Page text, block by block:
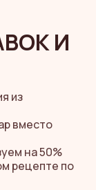
И
из
вместо
на 50%
рецепте по